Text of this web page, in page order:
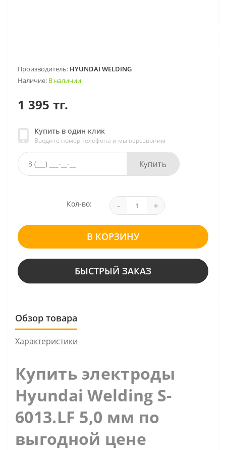
Производитель: HYUNDAI WELDING
Наличие: В наличии
1 395 тг.
Купить в один клик
Введите номер телефона и мы перезвоним
Купить
Кол-во: - +
В КОРЗИНУ
БЫСТРЫЙ ЗАКАЗ
Обзор товара
Характеристики
Купить электроды
Hyundai Welding S-
6013.LF 5,0 мм по
выгодной цене